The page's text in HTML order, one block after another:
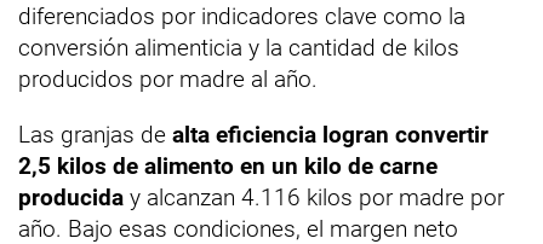
diferenciados por indicadores clave como la
conversión alimenticia y la cantidad de kilos
producidos por madre al año.
Las granjas de alta eficiencia logran convertir
2,5 kilos de alimento en un kilo de carne
producida y alcanzan 4.116 kilos por madre por
año. Bajo esas condiciones, el margen neto